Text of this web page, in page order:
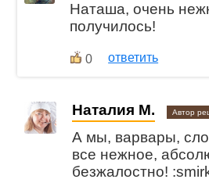
Наташа, очень
получилось!
0 ответить
Наталия М. Автор
А мы, варвары,
все нежное,
безжалостно!